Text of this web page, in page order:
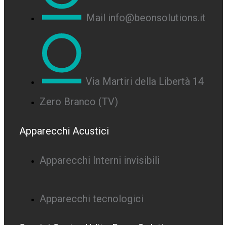
Mail info@beonsolutions.it
Via Martiri della Libertà 14
Zero Branco (TV)
Apparecchi Acustici
Apparecchi Interni invisibili
Apparecchi tecnologici